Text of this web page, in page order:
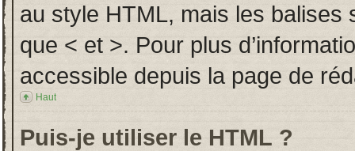
au style HTML, mais les
que < et >. Pour plus
accessible depuis la page de
Haut
Puis-je utiliser le HTML ?